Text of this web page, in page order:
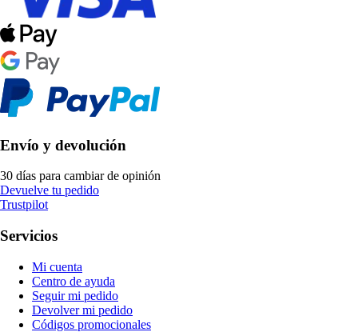
Envío y devolución
30 días para cambiar de opinión
Devuelve tu pedido
Trustpilot
Servicios
Mi cuenta
Centro de ayuda
Seguir mi pedido
Devolver mi pedido
Códigos promocionales